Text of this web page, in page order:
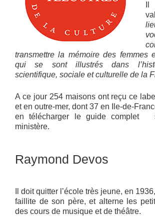
transmettre la mémoire des femmes
qui se sont illustrés dans
scientifique, sociale et culturelle de la
A ce jour 254 maisons ont reçu ce
et en outre-mer, dont 37 en Ile-de-
en télécharger le guide complet
ministère.
Raymond Devos
Il doit quitter l’école très jeune, en
faillite de son père, et alterne les
des cours de musique et de théâtre.